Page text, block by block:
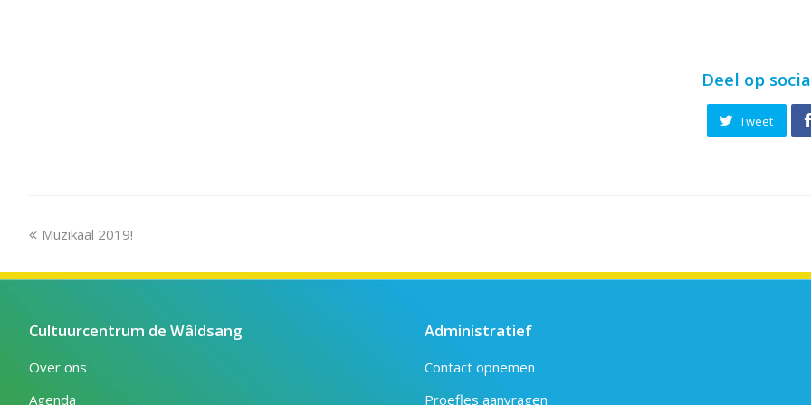
Deel op
Tweet
previous
Muzikaal 2019!
Cultuurcentrum de Wâldsang
Over ons
Agenda
Administratief
Contact opnemen
Proefles aanvragen